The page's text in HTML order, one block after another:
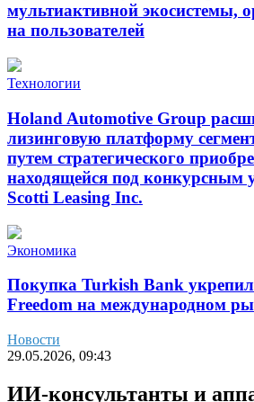
мультиактивной экосистемы,
на пользователей
Технологии
Holand Automotive Group
лизинговую платформу
путем стратегического
находящейся под конкурсным
Scotti Leasing Inc.
Экономика
Покупка Turkish Bank
Freedom на международном
Новости
29.05.2026, 09:43
ИИ-консультанты и